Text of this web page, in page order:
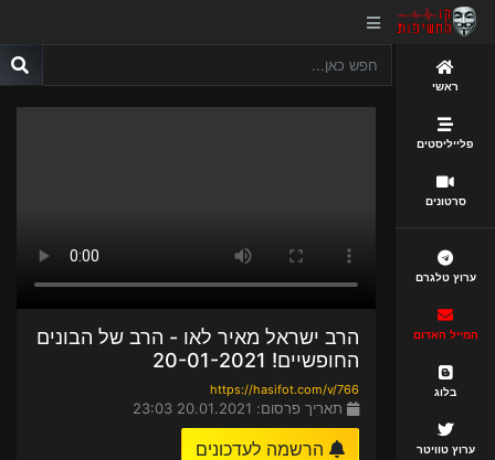
ראשי
פלייליסטים
סרטונים
ערוץ טלגרם
המייל האדום
בלוג
ערוץ טוויטר
הרב ישראל מאיר לאו - הרב של הבונים
החופשיים! 20-01-2021
https://hasifot.com/v/766
תאריך פרסום: 20.01.2021 23:03
הרשמה לעדכונים